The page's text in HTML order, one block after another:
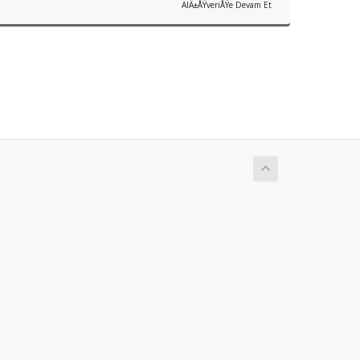
AlÄ±ÅŸveriÅŸe Devam Et